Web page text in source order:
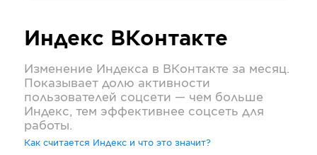
Индекс ВКонтакте
Изменение Индекса в ВКонтакте за месяц.
Показывает долю активности
пользователей соцсети — чем больше
Индекс, тем эффективнее соцсеть для
работы.
Как считается Индекс и что это значит?